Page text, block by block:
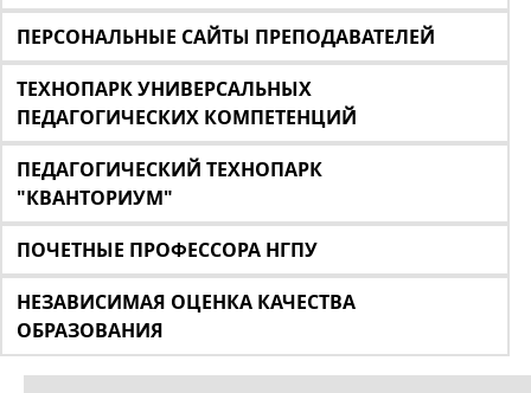
ПЕРСОНАЛЬНЫЕ САЙТЫ ПРЕПОДАВАТЕЛЕЙ
ТЕХНОПАРК УНИВЕРСАЛЬНЫХ
ПЕДАГОГИЧЕСКИХ КОМПЕТЕНЦИЙ
ПЕДАГОГИЧЕСКИЙ ТЕХНОПАРК
"КВАНТОРИУМ"
ПОЧЕТНЫЕ ПРОФЕССОРА НГПУ
НЕЗАВИСИМАЯ ОЦЕНКА КАЧЕСТВА
ОБРАЗОВАНИЯ